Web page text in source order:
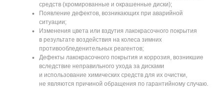
средств (хромированные и окрашенные диски);
Появление дефектов, возникающих при аварийной
ситуации;
Изменения цвета или вздутия лакокрасочного покрытия
в результате воздействия на колеса зимних
противообледенительных реагентов;
Дефекты лакокрасочного покрытия и коррозия, возникшие
вследствие неправильного ухода за дисками
и использование химических средств для их очистки,
не являются причиной обращения по гарантийному случаю.